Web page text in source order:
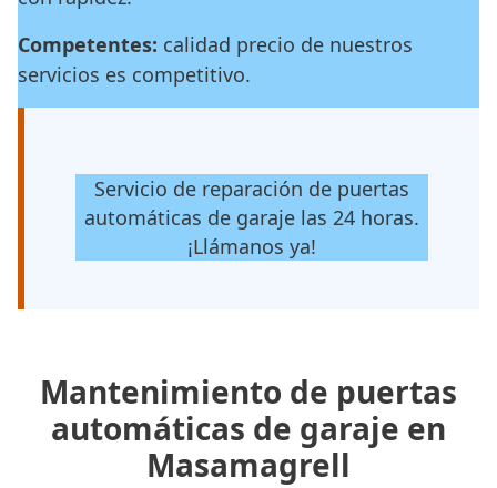
Competentes: calidad precio de nuestros
servicios es competitivo.
Servicio de reparación de puertas
automáticas de garaje las 24 horas.
¡Llámanos ya!
Mantenimiento de puertas
automáticas de garaje en
Masamagrell